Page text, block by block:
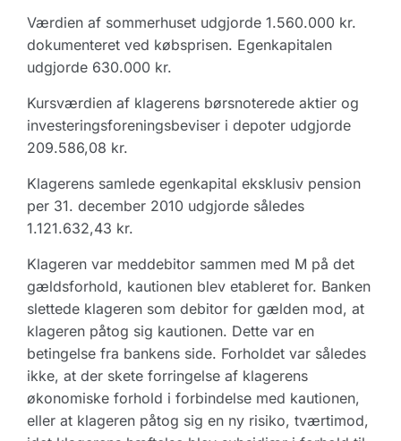
Værdien af sommerhuset udgjorde 1.560.000 kr.
dokumenteret ved købsprisen. Egenkapitalen
udgjorde 630.000 kr.
Kursværdien af klagerens børsnoterede aktier og
investeringsforeningsbeviser i depoter udgjorde
209.586,08 kr.
Klagerens samlede egenkapital eksklusiv pension
per 31. december 2010 udgjorde således
1.121.632,43 kr.
Klageren var meddebitor sammen med M på det
gældsforhold, kautionen blev etableret for. Banken
slettede klageren som debitor for gælden mod, at
klageren påtog sig kautionen. Dette var en
betingelse fra bankens side. Forholdet var således
ikke, at der skete forringelse af klagerens
økonomiske forhold i forbindelse med kautionen,
eller at klageren påtog sig en ny risiko, tværtimod,